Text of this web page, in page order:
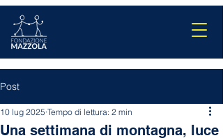
Post
Una settimana di montagna, luce
10 lug 2025 Tempo di lettura: 2 min